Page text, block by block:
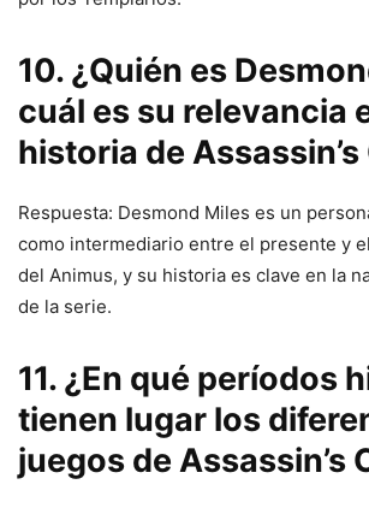
10. ¿Quién es
cuál es su relevancia
historia de Assassin’s
Respuesta: Desmond Miles es un
como intermediario entre el presente y
del Animus, y su historia es clave en la
de la serie.
11. ¿En qué períodos
tienen lugar los
juegos de Assassin’s